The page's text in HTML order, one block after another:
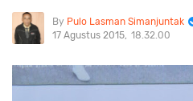
Pulo Lasman Simanjuntak
17 Agustus 2015 18.32.00